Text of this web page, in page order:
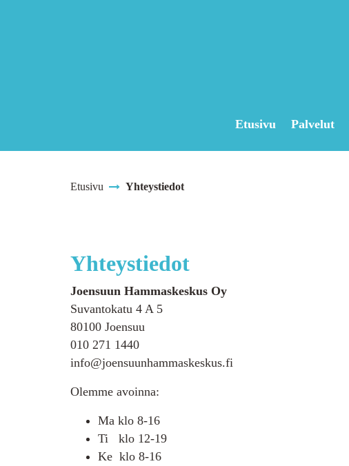
Etusivu Palvelut
Etusivu Yhteystiedot
Yhteystiedot
Joensuun Hammaskeskus Oy
Suvantokatu 4 A 5
80100 Joensuu
010 271 1440
info@joensuunhammaskeskus.fi
Olemme avoinna:
Ma klo 8-16
Ti klo 12-19
Ke klo 8-16